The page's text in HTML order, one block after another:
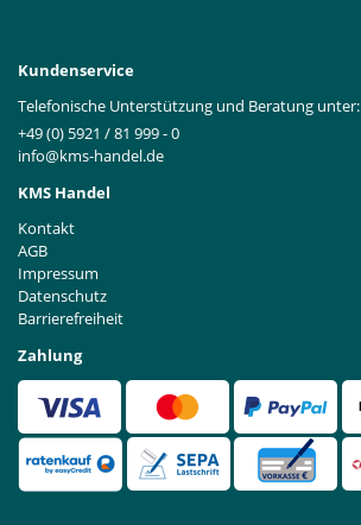
Kundenservice
Telefonische Unterstützung und Beratung unter:
+49 (0) 5921 / 81 999 - 0
info@kms-handel.de
KMS Handel
Kontakt
AGB
Impressum
Datenschutz
Barrierefreiheit
Zahlung